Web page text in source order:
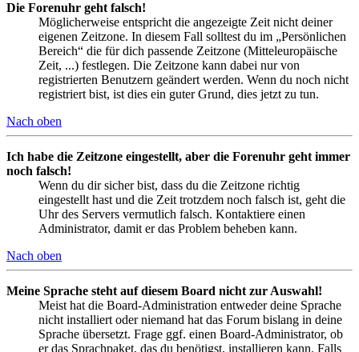
Die Forenuhr geht falsch!
Möglicherweise entspricht die angezeigte Zeit nicht deiner
eigenen Zeitzone. In diesem Fall solltest du im „Persönlichen
Bereich“ die für dich passende Zeitzone (Mitteleuropäische
Zeit, ...) festlegen. Die Zeitzone kann dabei nur von
registrierten Benutzern geändert werden. Wenn du noch nicht
registriert bist, ist dies ein guter Grund, dies jetzt zu tun.
Nach oben
Ich habe die Zeitzone eingestellt, aber die Forenuhr geht immer
noch falsch!
Wenn du dir sicher bist, dass du die Zeitzone richtig
eingestellt hast und die Zeit trotzdem noch falsch ist, geht die
Uhr des Servers vermutlich falsch. Kontaktiere einen
Administrator, damit er das Problem beheben kann.
Nach oben
Meine Sprache steht auf diesem Board nicht zur Auswahl!
Meist hat die Board-Administration entweder deine Sprache
nicht installiert oder niemand hat das Forum bislang in deine
Sprache übersetzt. Frage ggf. einen Board-Administrator, ob
er das Sprachpaket, das du benötigst, installieren kann. Falls